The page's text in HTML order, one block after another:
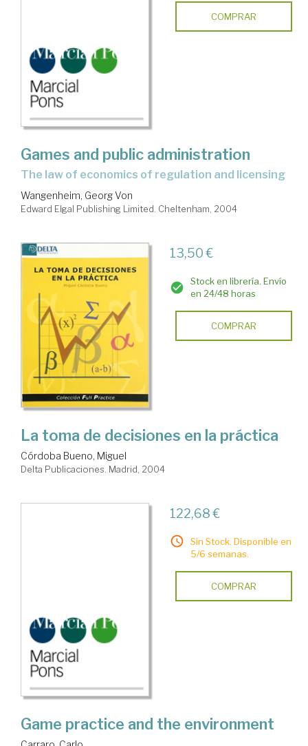
COMPRAR
Games and public administration
the law of economics of regulation and licensing
Wangenheim, Georg Von
Edward Elgal Publishing Limited. Cheltenham, 2004
13,50 €
Stock en librería. Envío
en 24/48 horas
COMPRAR
La toma de decisiones en la práctica
Córdoba Bueno, Miguel
Delta Publicaciones. Madrid, 2004
122,68 €
Sin Stock. Disponible en
5/6 semanas.
COMPRAR
Game practice and the environment